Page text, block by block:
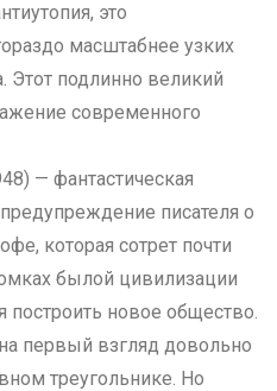
это
масштабнее узких
Этот подлинно великий
современного
— фантастическая
писателя о
которая сотрет почти
былой цивилизации
новое общество.
первый взгляд довольно
треугольнике. Но